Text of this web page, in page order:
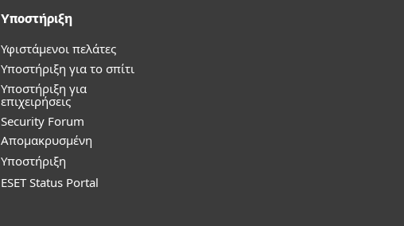
Υποστήριξη
Υφιστάμενοι πελάτες
Υποστήριξη για το σπίτι
Υποστήριξη για
επιχειρήσεις
Security Forum
Απομακρυσμένη
Υποστήριξη
ESET Status Portal